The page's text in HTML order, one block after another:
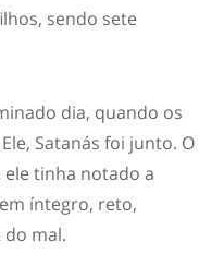
sendo sete
dia, quando os
Satanás foi junto. O
ele tinha notado a
íntegro, reto,
do mal.